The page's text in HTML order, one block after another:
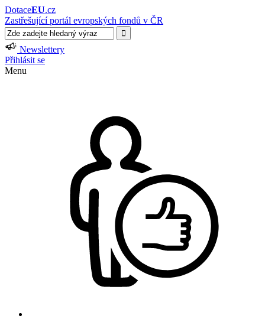
DotaceEU.cz
Zastřešující portál evropských fondů v ČR
Newslettery
Přihlásit se
Menu